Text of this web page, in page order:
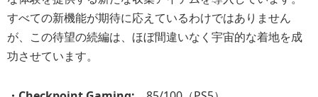
すべての新機能が期待に応えているわけではありません
が、この待望の続編は、ほぼ間違いなく宇宙的な着地を成
功させています。